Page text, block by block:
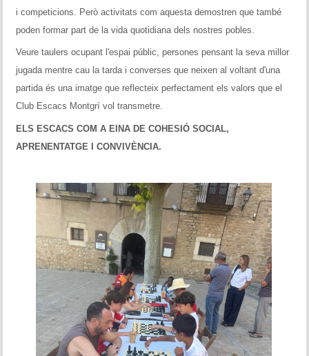
i competicions. Però activitats com aquesta demostren que també
poden formar part de la vida quotidiana dels nostres pobles.
Veure taulers ocupant l'espai públic, persones pensant la seva millor
jugada mentre cau la tarda i converses que neixen al voltant d'una
partida és una imatge que reflecteix perfectament els valors que el
Club Escacs Montgrí vol transmetre.
ELS ESCACS COM A EINA DE COHESIÓ SOCIAL,
APRENENTATGE I CONVIVÈNCIA.